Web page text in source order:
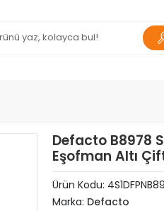
Defacto B8978
Eşofman Altı
Ürün Kodu:
Marka: Defacto